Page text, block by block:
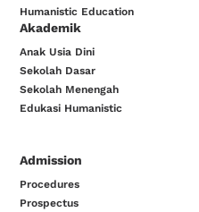
Humanistic Education
Akademik
Anak Usia Dini
Sekolah Dasar
Sekolah Menengah
Edukasi Humanistic
Admission
Procedures
Prospectus